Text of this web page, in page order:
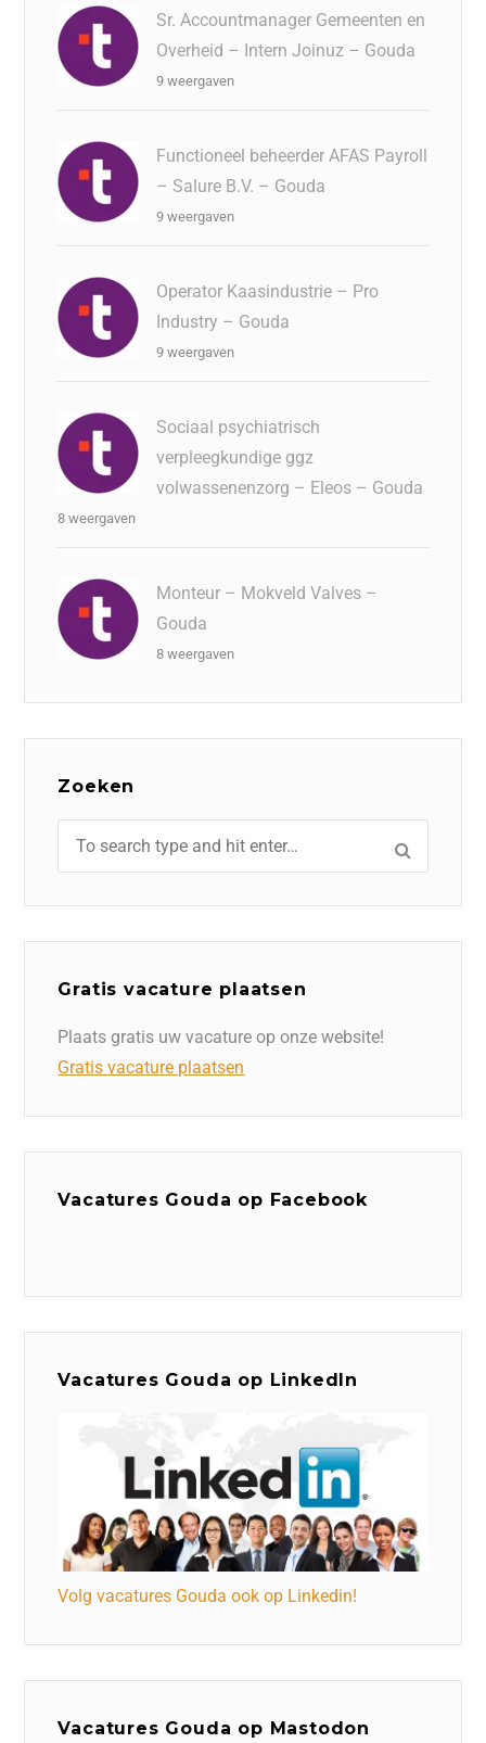
Sr. Accountmanager Gemeenten en
Overheid – Intern Joinuz – Gouda
9 weergaven
Functioneel beheerder AFAS Payroll
– Salure B.V. – Gouda
9 weergaven
Operator Kaasindustrie – Pro
Industry – Gouda
9 weergaven
Sociaal psychiatrisch
verpleegkundige ggz
volwassenenzorg – Eleos – Gouda
8 weergaven
Monteur – Mokveld Valves –
Gouda
8 weergaven
Zoeken
Gratis vacature plaatsen
Plaats gratis uw vacature op onze website!
Gratis vacature plaatsen
Vacatures Gouda op Facebook
Vacatures Gouda op LinkedIn
Volg vacatures Gouda ook op Linkedin!
Vacatures Gouda op Mastodon